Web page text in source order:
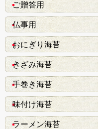
ご贈答用
仏事用
おにぎり海苔
きざみ海苔
手巻き海苔
味付け海苔
ラーメン海苔